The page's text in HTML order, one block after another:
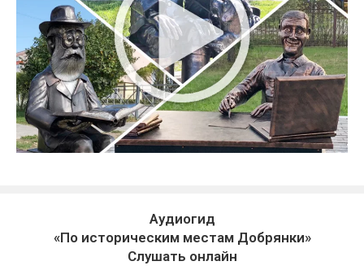
Аудиогид
«По историческим местам Добрянки»
Слушать онлайн